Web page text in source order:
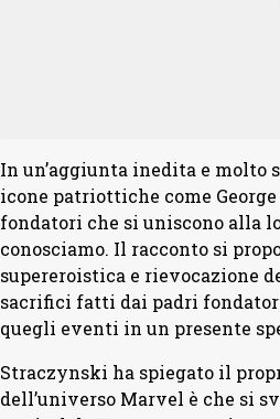
In un’aggiunta inedita e molto
icone patriottiche come
fondatori che si uniscono alla
conosciamo. Il racconto si
supereroistica e rievocazione
sacrifici fatti dai padri
quegli eventi in un presente
Straczynski ha spiegato il
dell’universo Marvel è che si